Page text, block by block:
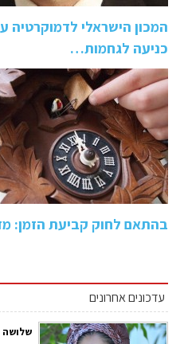
המכון הישראלי
כניעה לגחמות…
בהתאם לחוק קביעת הזמן:
עדכונים אחרונים
שלושה